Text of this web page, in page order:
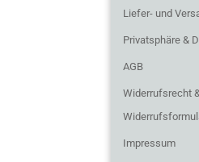
Liefer- und
Privatsphäre &
AGB
Widerrufsrecht
Impressum